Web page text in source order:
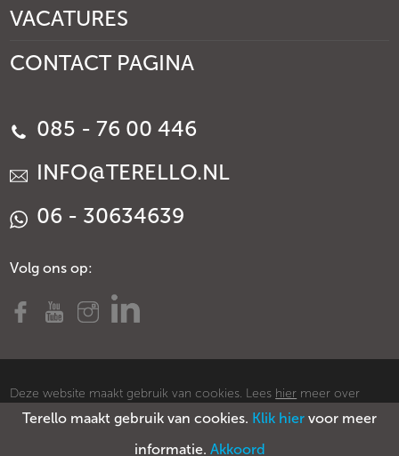
Terello maakt gebruik van cookies. Klik hier voor meer
informatie. Akkoord
VACATURES
CONTACT PAGINA
085 - 76 00 446
INFO@TERELLO.NL
06 - 30634639
Volg ons op:
Deze website maakt gebruik van cookies. Lees hier meer over
cookies.
Voorwaarden Privacy policy